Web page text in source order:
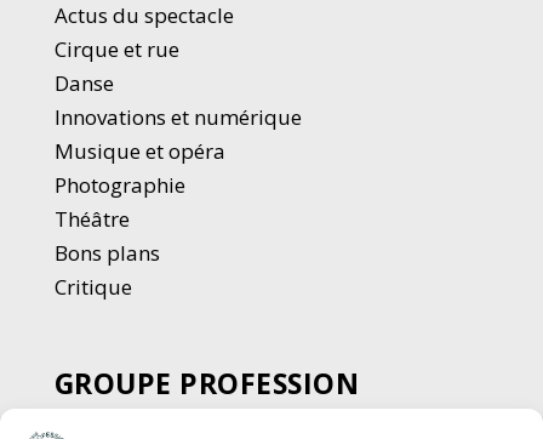
Actus du spectacle
Cirque et rue
Danse
Innovations et numérique
Musique et opéra
Photographie
Théâtre
Bons plans
Critique
GROUPE PROFESSION
SPECTACLE